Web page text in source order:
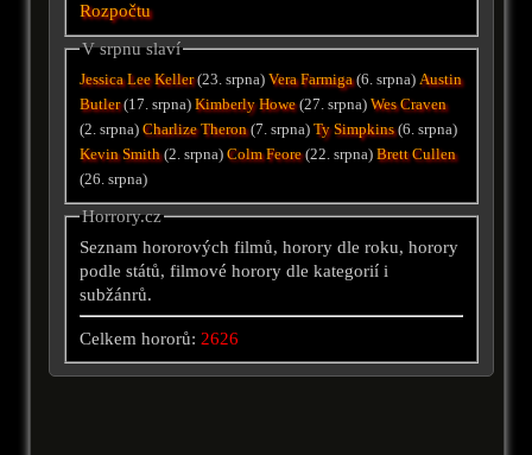
Rozpočtu
V srpnu slaví
Jessica Lee Keller(23. srpna)Vera Farmiga(6. srpna)Austin
Butler(17. srpna)Kimberly Howe(27. srpna)Wes Craven
(2. srpna)Charlize Theron(7. srpna)Ty Simpkins(6. srpna)
Kevin Smith(2. srpna)Colm Feore(22. srpna)Brett Cullen
(26. srpna)
Horrory.cz
Seznam hororových filmů, horory dle roku, horory
podle států, filmové horory dle kategorií i
subžánrů.
Celkem hororů: 2626